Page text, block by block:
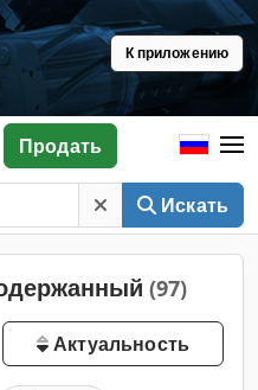
К приложению
Искать
Продать
(97)
Актуальность